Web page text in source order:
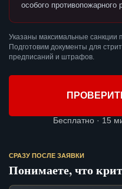
особого
Указаны максимальные
Подготовим документы для
предписаний и штрафов.
Бесплатно · 15
СРАЗУ ПОСЛЕ ЗАЯВКИ
Понимаете, что